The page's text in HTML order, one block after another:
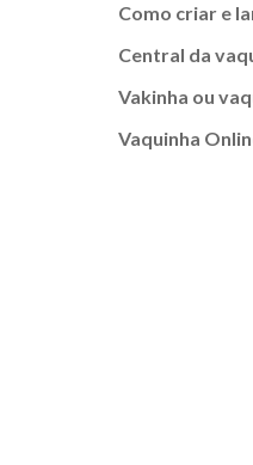
Como criar e
Central da
Vakinha ou
Vaquinha